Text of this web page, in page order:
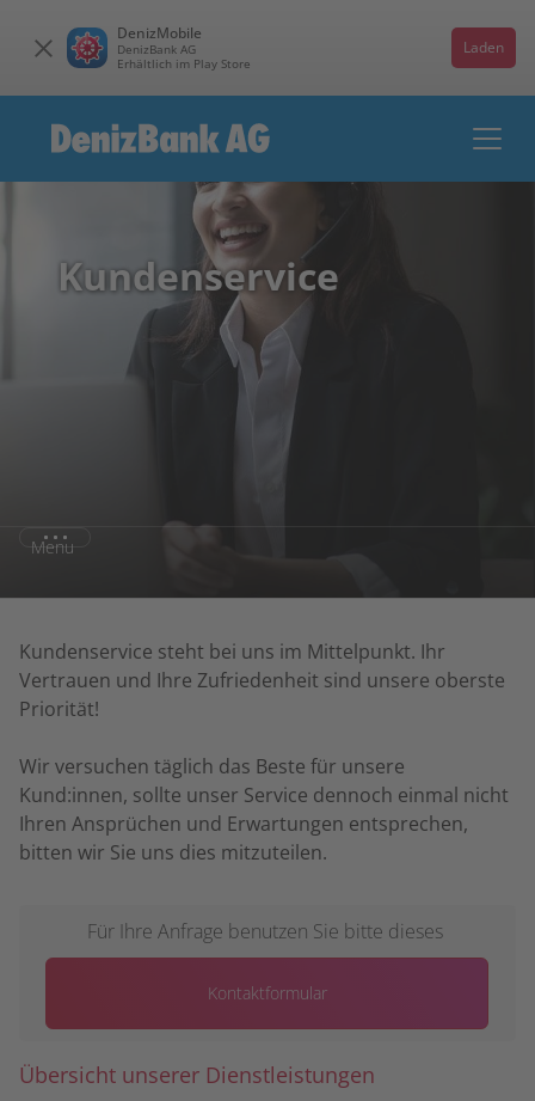
DenizMobile
DenizBank AG
Erhältlich im Play Store
Laden
Kundenservice
Menu
Kundenservice steht bei uns im Mittelpunkt. Ihr
Vertrauen und Ihre Zufriedenheit sind unsere oberste
Priorität!
Wir versuchen täglich das Beste für unsere
Kund:innen, sollte unser Service dennoch einmal nicht
Ihren Ansprüchen und Erwartungen entsprechen,
bitten wir Sie uns dies mitzuteilen.
Für Ihre Anfrage benutzen Sie bitte dieses
Kontaktformular
Übersicht unserer Dienstleistungen